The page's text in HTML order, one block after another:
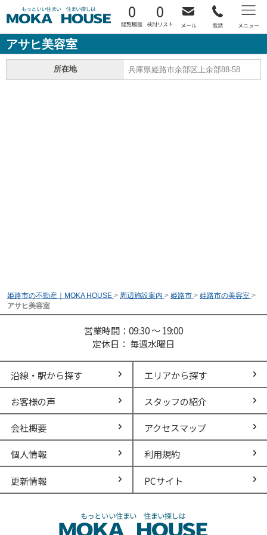
0 0
アサヒ美容室
所在地 兵庫県姫路市余部区上余部88-58
姫路市の不動産｜MOKA HOUSE > 周辺施設案内 > 姫路市 > 姫路市の美容室 >
アサヒ美容室
営業時間：09:30 ～ 19:00
定休日： 毎週水曜日
沿線・駅から探す エリアから探す
お客様の声 スタッフの紹介
会社概要 アクセスマップ
個人情報 利用規約
更新情報 PCサイト